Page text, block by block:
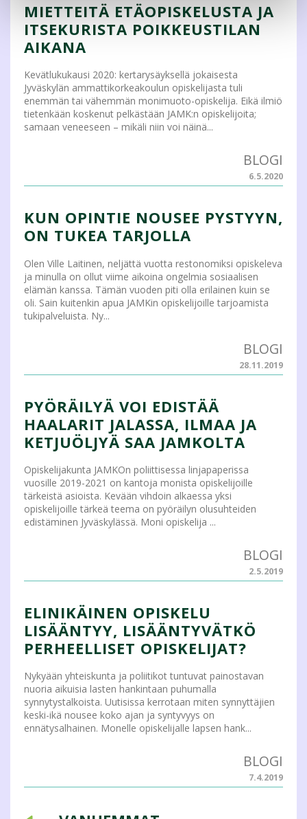
MIETTEITÄ ETÄOPISKELUSTA JA
ITSEKURISTA POIKKEUSTILAN
AIKANA
Kevätlukukausi 2020: kertarysäyksellä jokaisesta
Jyväskylän ammattikorkeakoulun opiskelijasta tuli
enemmän tai vähemmän monimuoto-opiskelija. Eikä ilmiö
tietenkään koskenut pelkästään JAMK:n opiskelijoita;
samaan veneeseen – mikäli niin voi näinä...
BLOGI
6.5.2020
KUN OPINTIE NOUSEE PYSTYYN,
ON TUKEA TARJOLLA
Olen Ville Laitinen, neljättä vuotta restonomiksi opiskeleva
ja minulla on ollut viime aikoina ongelmia sosiaalisen
elämän kanssa. Tämän vuoden piti olla erilainen kuin se
oli. Sain kuitenkin apua JAMKin opiskelijoille tarjoamista
tukipalveluista. Ny...
BLOGI
28.11.2019
PYÖRÄILYÄ VOI EDISTÄÄ
HAALARIT JALASSA, ILMAA JA
KETJUÖLJYÄ SAA JAMKOLTA
Opiskelijakunta JAMKOn poliittisessa linjapaperissa
vuosille 2019-2021 on kantoja monista opiskelijoille
tärkeistä asioista. Kevään vihdoin alkaessa yksi
opiskelijoille tärkeä teema on pyöräilyn olusuhteiden
edistäminen Jyväskylässä. Moni opiskelija ...
BLOGI
2.5.2019
ELINIKÄINEN OPISKELU
LISÄÄNTYY, LISÄÄNTYVÄTKÖ
PERHEELLISET OPISKELIJAT?
Nykyään yhteiskunta ja poliitikot tuntuvat painostavan
nuoria aikuisia lasten hankintaan puhumalla
synnytystalkoista. Uutisissa kerrotaan miten synnyttäjien
keski-ikä nousee koko ajan ja syntyvyys on
ennätysalhainen. Monelle opiskelijalle lapsen hank...
BLOGI
7.4.2019